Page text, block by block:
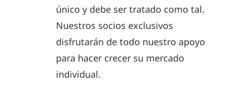
único y debe ser tratado como tal.
Nuestros socios exclusivos
disfrutarán de todo nuestro apoyo
para hacer crecer su mercado
individual.